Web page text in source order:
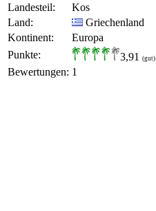
Landesteil:
Kos
Land:
Griechenland
Kontinent:
Europa
Punkte:
3,91 (gut)
Bewertungen: 1